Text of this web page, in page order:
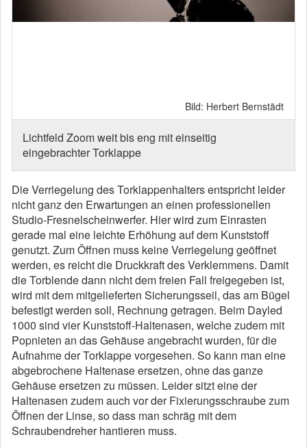
Lichtfeld Zoom weit bis eng mit
eingebrachter Torklappe
Die Verriegelung des Torklappenhalters entspricht leider
nicht ganz den Erwartungen an einen professionellen
Studio-Fresnelscheinwerfer. Hier wird zum Einrasten
gerade mal eine leichte Erhöhung auf dem Kunststoff
genutzt. Zum Öffnen muss keine Verriegelung geöffnet
werden, es reicht die Druckkraft des Verklemmens. Damit
die Torblende dann nicht dem freien Fall freigegeben ist,
wird mit dem mitgelieferten Sicherungsseil, das am Bügel
befestigt werden soll, Rechnung getragen. Beim Dayled
1000 sind vier Kunststoff-Haltenasen, welche zudem mit
Popnieten an das Gehäuse angebracht wurden, für die
Aufnahme der Torklappe vorgesehen. So kann man eine
abgebrochene Haltenase ersetzen, ohne das ganze
Gehäuse ersetzen zu müssen. Leider sitzt eine der
Haltenasen zudem auch vor der Fixierungsschraube zum
Öffnen der Linse, so dass man schräg mit dem
Schraubendreher hantieren muss.